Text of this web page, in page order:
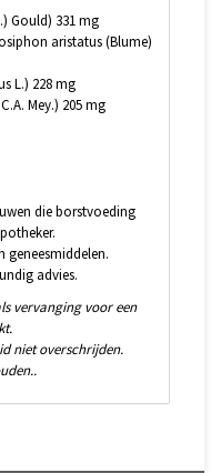
Gould) 331 mg
aristatus (Blume)
L.) 228 mg
Mey.) 205 mg
die borstvoeding
geneesmiddelen.
advies.
vervanging voor een
niet overschrijden.